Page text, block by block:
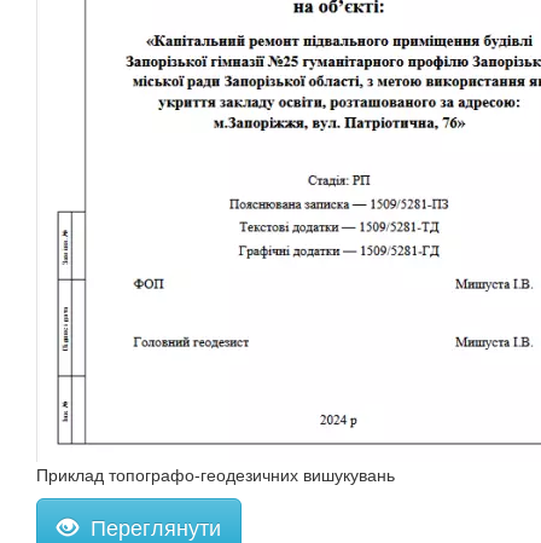
Приклад топографо-геодезичних вишукувань
Переглянути